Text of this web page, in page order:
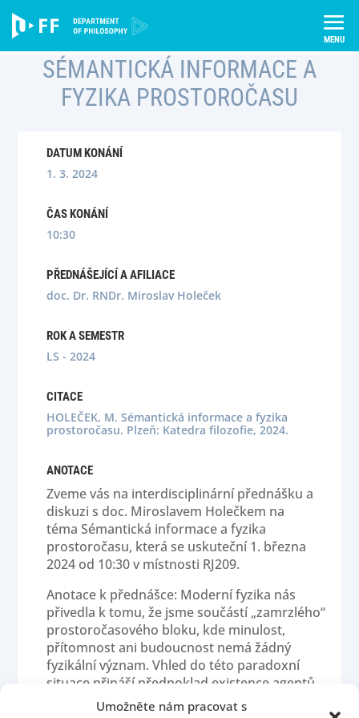
content
Umožněte nám pracovat s
Semináře
Sémantická informace a fyzika prostoročasu
SÉMANTICKÁ INFORMACE A
FYZIKA PROSTOROČASU
DATUM KONÁNÍ
1. 3. 2024
ČAS KONÁNÍ
10:30
PŘEDNÁŠEJÍCÍ A AFILIACE
doc. Dr. RNDr. Miroslav Holeček
ROK A SEMESTR
LS - 2024
CITACE
HOLEČEK, M. Sémantická informace a fyzika
prostoročasu. Plzeň: Katedra filozofie, 2024.
ANOTACE
Zveme vás na interdisciplinární přednášku a
diskuzi s doc. Miroslavem Holečkem na
téma Sémantická informace a fyzika
prostoročasu, která se uskuteční 1. března
2024 od 10:30 v místnosti RJ209.
Anotace k přednášce: Moderní fyzika nás
přivedla k tomu, že jsme součástí „zamrzlého“
prostoročasového bloku, kde minulost,
přítomnost ani budoucnost nemá žádný
fyzikální význam. Vhled do této paradoxní
situace přináší předpoklad existence agentů
(jak například my nebo organismy), kteří, ač